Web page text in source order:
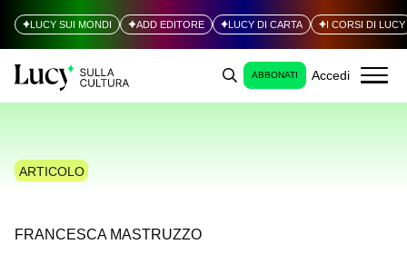
LUCY SUI MONDI ADD EDITORE LUCY DI CARTA I CORSI DI LUCY
ABBONATI Accedi
ARTICOLO
FRANCESCA MASTRUZZO